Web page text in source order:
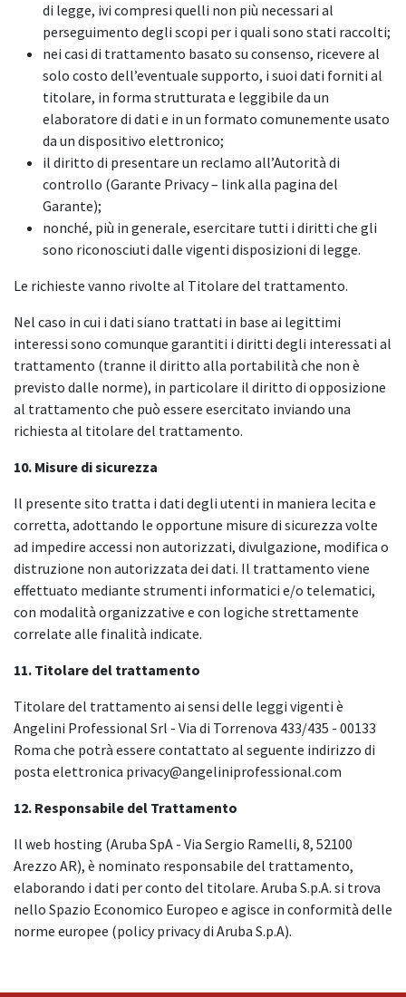
di legge, ivi compresi quelli non più necessari al
perseguimento degli scopi per i quali sono stati raccolti;
nei casi di trattamento basato su consenso, ricevere al
solo costo dell’eventuale supporto, i suoi dati forniti al
titolare, in forma strutturata e leggibile da un
elaboratore di dati e in un formato comunemente usato
da un dispositivo elettronico;
il diritto di presentare un reclamo all’Autorità di
controllo (Garante Privacy – link alla pagina del
Garante);
nonché, più in generale, esercitare tutti i diritti che gli
sono riconosciuti dalle vigenti disposizioni di legge.
Le richieste vanno rivolte al Titolare del trattamento.
Nel caso in cui i dati siano trattati in base ai legittimi
interessi sono comunque garantiti i diritti degli interessati al
trattamento (tranne il diritto alla portabilità che non è
previsto dalle norme), in particolare il diritto di opposizione
al trattamento che può essere esercitato inviando una
richiesta al titolare del trattamento.
10. Misure di sicurezza
Il presente sito tratta i dati degli utenti in maniera lecita e
corretta, adottando le opportune misure di sicurezza volte
ad impedire accessi non autorizzati, divulgazione, modifica o
distruzione non autorizzata dei dati. Il trattamento viene
effettuato mediante strumenti informatici e/o telematici,
con modalità organizzative e con logiche strettamente
correlate alle finalità indicate.
11. Titolare del trattamento
Titolare del trattamento ai sensi delle leggi vigenti è
Angelini Professional Srl - Via di Torrenova 433/435 - 00133
Roma che potrà essere contattato al seguente indirizzo di
posta elettronica privacy@angeliniprofessional.com
12. Responsabile del Trattamento
Il web hosting (Aruba SpA - Via Sergio Ramelli, 8, 52100
Arezzo AR), è nominato responsabile del trattamento,
elaborando i dati per conto del titolare. Aruba S.p.A. si trova
nello Spazio Economico Europeo e agisce in conformità delle
norme europee (policy privacy di Aruba S.p.A).